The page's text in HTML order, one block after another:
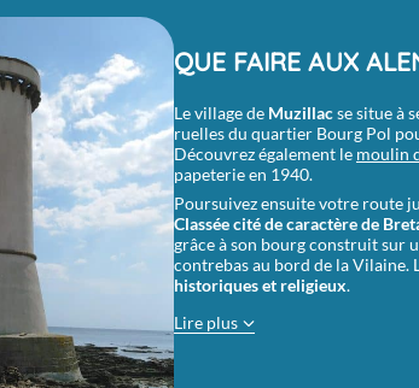
QUE FAIRE AUX
Le village de Muzillacse situe à
ruelles du quartier Bourg Pol
Découvrez également le moulin
papeterie en 1940.
Poursuivez ensuite votre route
Classée cité de caractère de
grâce à son bourg construit sur
contrebas au bord de la Vilaine.
historiques et religieux.
Lire plus